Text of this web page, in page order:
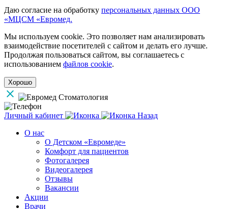
Даю согласие на обработку персональных данных ООО
«МЦСМ «Евромед.
Мы используем cookie. Это позволяет нам анализировать
взаимодействие посетителей с сайтом и делать его лучше.
Продолжая пользоваться сайтом, вы соглашаетесь с
использованием файлов cookie.
Хорошо
Личный кабинет
Назад
О нас
О Детском «Евромеде»
Комфорт для пациентов
Фотогалерея
Видеогалерея
Отзывы
Вакансии
Акции
Врачи